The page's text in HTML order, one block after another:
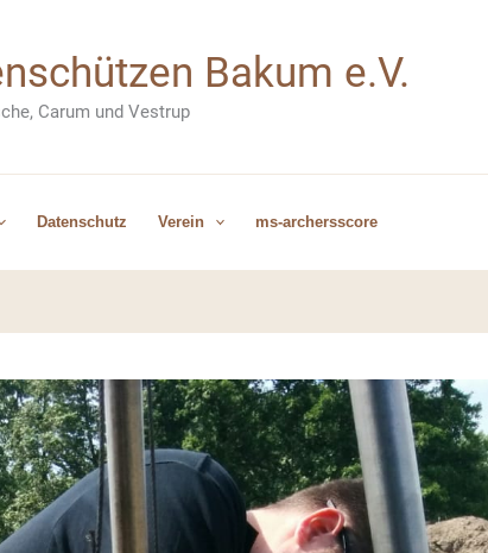
Bakum e.V.
Carum und Vestrup
Datenschutz Verein ms-archersscore